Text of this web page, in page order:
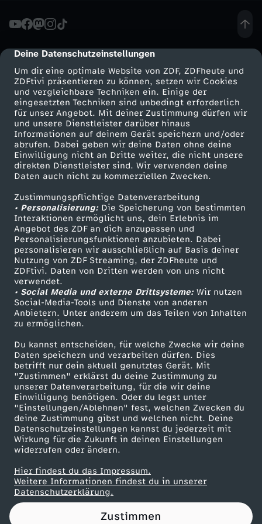
cmp-dialog-description
Deine Datenschutzeinstellungen
Um dir eine optimale Website von ZDF, ZDFheute und
ZDFtivi präsentieren zu können, setzen wir Cookies
und vergleichbare Techniken ein. Einige der
eingesetzten Techniken sind unbedingt erforderlich
für unser Angebot. Mit deiner Zustimmung dürfen wir
und unsere Dienstleister darüber hinaus
Informationen auf deinem Gerät speichern und/oder
abrufen. Dabei geben wir deine Daten ohne deine
Einwilligung nicht an Dritte weiter, die nicht unsere
direkten Dienstleister sind. Wir verwenden deine
Daten auch nicht zu kommerziellen Zwecken.
Zustimmungspflichtige Datenverarbeitung
• Personalisierung:Die Speicherung von bestimmten
Interaktionen ermöglicht uns, dein Erlebnis im
Angebot des ZDF an dich anzupassen und
Personalisierungsfunktionen anzubieten. Dabei
personalisieren wir ausschließlich auf Basis deiner
Nutzung von ZDF Streaming, der ZDFheute und
ZDFtivi. Daten von Dritten werden von uns nicht
verwendet.
• Social Media und externe Drittsysteme:Wir nutzen
Social-Media-Tools und Dienste von anderen
Anbietern. Unter anderem um das Teilen von Inhalten
zu ermöglichen.
Du kannst entscheiden, für welche Zwecke wir deine
Daten speichern und verarbeiten dürfen. Dies
betrifft nur dein aktuell genutztes Gerät. Mit
"Zustimmen" erklärst du deine Zustimmung zu
unserer Datenverarbeitung, für die wir deine
Einwilligung benötigen. Oder du legst unter
"Einstellungen/Ablehnen" fest, welchen Zwecken du
deine Zustimmung gibst und welchen nicht. Deine
Datenschutzeinstellungen kannst du jederzeit mit
Wirkung für die Zukunft in deinen Einstellungen
widerrufen oder ändern.
Hier findest du das Impressum.
Weitere Informationen findest du in unserer
Datenschutzerklärung.
Zustimmen
S
t
e
u
e
r
r
e
c
h
t
u
n
d
E
x
i
s
Mehr ZDF
ZDF-Apps
Smart TV
ZDFtext
Livestreams
Sendungen A-Z
TV-Programm
Service
ZDFmitreden
Kontakt zum ZDF
Tickets
Zuschauerservice
Hilfe
ZDF Unternehmen
Karriere
ZDF goes Schule
Werbefernsehen
Mainzelmännchen
Partner